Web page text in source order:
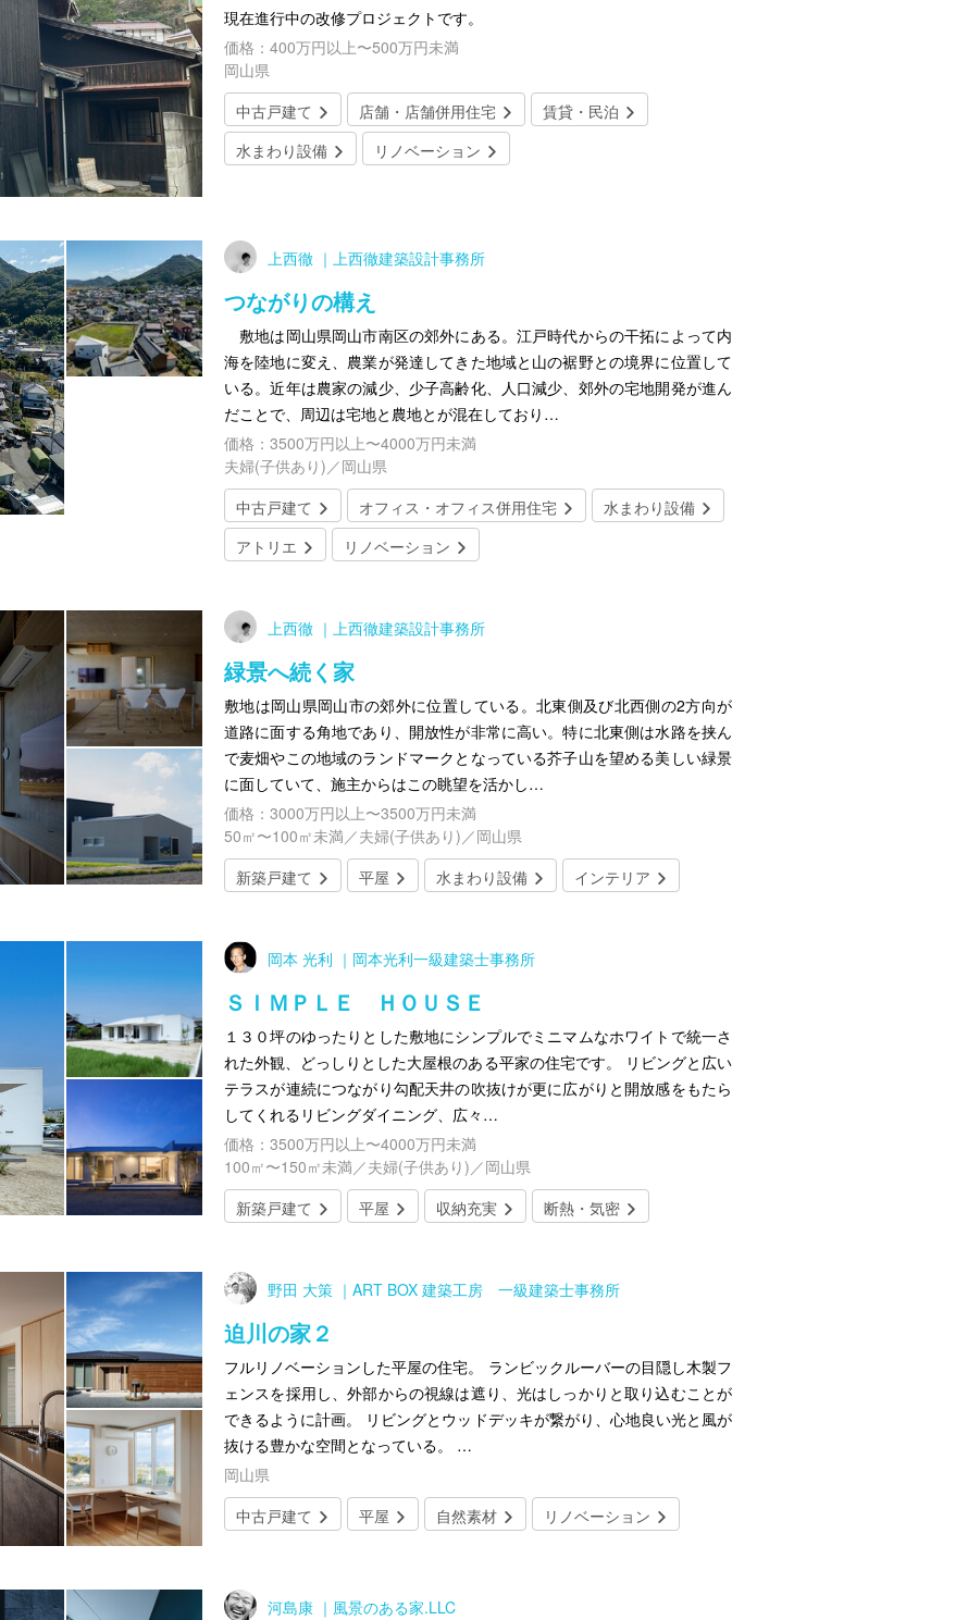
現在進行中の改修プロジェクトです。
価格：400万円以上〜500万円未満
岡山県
中古戸建て
店舗・店舗併用住宅
賃貸・民泊
水まわり設備
リノベーション
上西徹 ｜上西徹建築設計事務所
つながりの構え
敷地は岡山県岡山市南区の郊外にある。江戸時代からの干拓によって内
海を陸地に変え、農業が発達してきた地域と山の裾野との境界に位置して
いる。近年は農家の減少、少子高齢化、人口減少、郊外の宅地開発が進ん
だことで、周辺は宅地と農地とが混在しており…
価格：3500万円以上〜4000万円未満
夫婦(子供あり)／岡山県
中古戸建て
オフィス・オフィス併用住宅
水まわり設備
アトリエ
リノベーション
上西徹 ｜上西徹建築設計事務所
緑景へ続く家
敷地は岡山県岡山市の郊外に位置している。北東側及び北西側の2方向が
道路に面する角地であり、開放性が非常に高い。特に北東側は水路を挟ん
で麦畑やこの地域のランドマークとなっている芥子山を望める美しい緑景
に面していて、施主からはこの眺望を活かし…
価格：3000万円以上〜3500万円未満
50㎡〜100㎡未満／夫婦(子供あり)／岡山県
新築戸建て
平屋 水まわり設備 インテリア
岡本 光利 ｜岡本光利一級建築士事務所
ＳＩＭＰＬＥ ＨＯＵＳＥ
１３０坪のゆったりとした敷地にシンプルでミニマムなホワイトで統一さ
れた外観、どっしりとした大屋根のある平家の住宅です。 リビングと広い
テラスが連続につながり勾配天井の吹抜けが更に広がりと開放感をもたら
してくれるリビングダイニング、広々…
価格：3500万円以上〜4000万円未満
100㎡〜150㎡未満／夫婦(子供あり)／岡山県
新築戸建て
平屋 収納充実 断熱・気密
野田 大策 ｜ART BOX 建築工房 一級建築士事務所
迫川の家２
フルリノベーションした平屋の住宅。 ランビックルーバーの目隠し木製フ
ェンスを採用し、外部からの視線は遮り、光はしっかりと取り込むことが
できるように計画。 リビングとウッドデッキが繋がり、心地良い光と風が
抜ける豊かな空間となっている。 …
岡山県
中古戸建て
平屋 自然素材 リノベーション
河島康 ｜風景のある家.LLC